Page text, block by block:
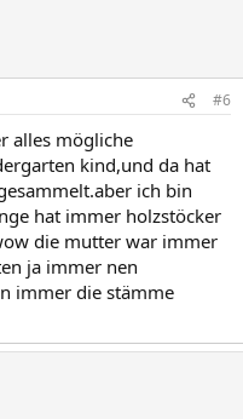
#6
alles mögliche
kind,und da hat
ich bin
hat immer holzstöcker
die mutter war immer
ja immer nen
immer die stämme